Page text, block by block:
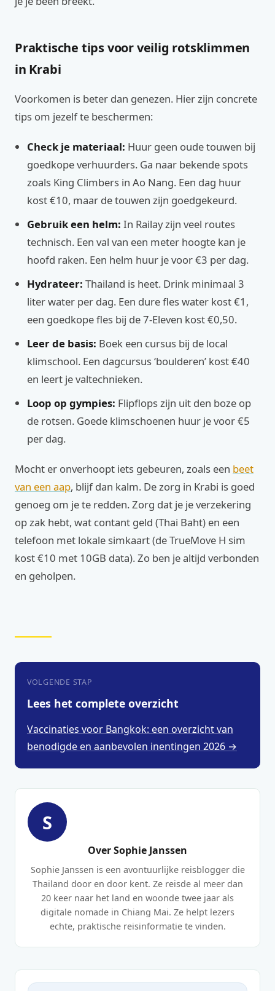
Praktische tips voor veilig rotsklimmen
in Krabi
Voorkomen is beter dan genezen. Hier zijn concrete
tips om jezelf te beschermen:
Check je materiaal: Huur geen oude touwen bij
goedkope verhuurders. Ga naar bekende spots
zoals King Climbers in Ao Nang. Een dag huur
kost €10, maar de touwen zijn goedgekeurd.
Gebruik een helm: In Railay zijn veel routes
technisch. Een val van een meter hoogte kan je
hoofd raken. Een helm huur je voor €3 per dag.
Hydrateer: Thailand is heet. Drink minimaal 3
liter water per dag. Een dure fles water kost €1,
een goedkope fles bij de 7-Eleven kost €0,50.
Leer de basis: Boek een cursus bij de local
klimschool. Een dagcursus ‘boulderen’ kost €40
en leert je valtechnieken.
Loop op gympies: Flipflops zijn uit den boze op
de rotsen. Goede klimschoenen huur je voor €5
per dag.
Mocht er onverhoopt iets gebeuren, zoals een beet
van een aap, blijf dan kalm. De zorg in Krabi is goed
genoeg om je te redden. Zorg dat je je verzekering
op zak hebt, wat contant geld (Thai Baht) en een
telefoon met lokale simkaart (de TrueMove H sim
kost €10 met 10GB data). Zo ben je altijd verbonden
en geholpen.
VOLGENDE STAP
Lees het complete overzicht
Vaccinaties voor Bangkok: een overzicht van
benodigde en aanbevolen inentingen 2026 →
S
Over Sophie Janssen
Sophie Janssen is een avontuurlijke reisblogger die
Thailand door en door kent. Ze reisde al meer dan
20 keer naar het land en woonde twee jaar als
digitale nomade in Chiang Mai. Ze helpt lezers
echte, praktische reisinformatie te vinden.